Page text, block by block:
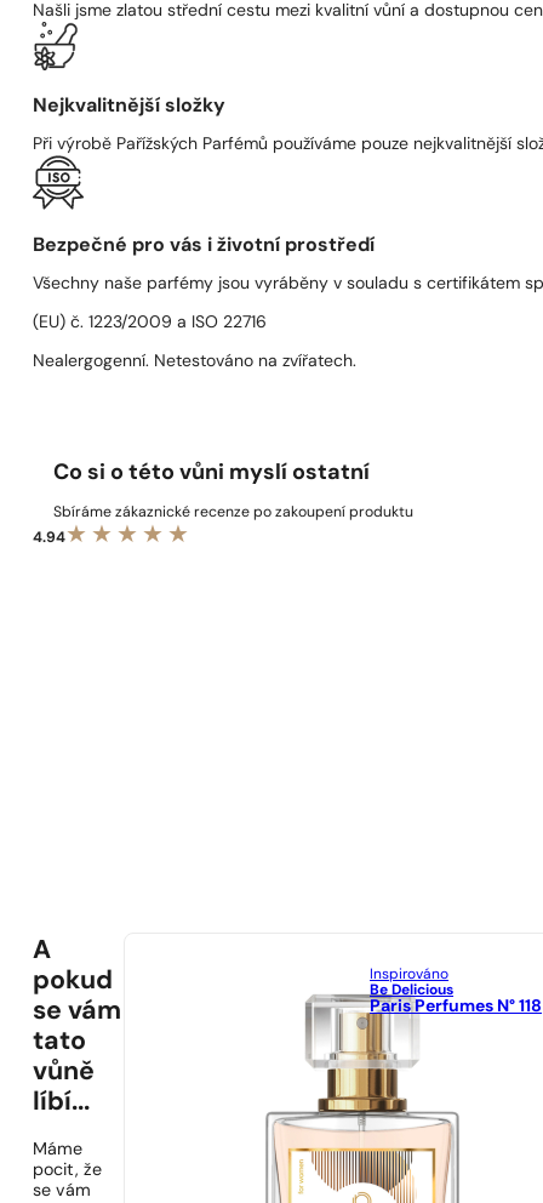
Našli jsme zlatou střední cestu mezi kvalitní vůní a dostupnou
Nejkvalitnější složky
Při výrobě Pařížských Parfémů používáme pouze nejkvalitnější
Bezpečné pro vás i životní prostředí
Všechny naše parfémy jsou vyráběny v souladu s certifikátem
(EU) č. 1223/2009 a ISO 22716
Nealergogenní. Netestováno na zvířatech.
Co si o této vůni myslí ostatní
Sbíráme zákaznické recenze po zakoupení produktu
4.94
A
pokud
se vám
tato
vůně
líbí...
Máme
pocit, že
se vám
Inspirováno
Be Delicious
Paris Perfumes N° 118